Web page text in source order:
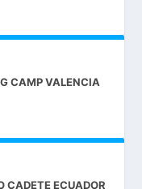
CAMP VALENCIA
CADETE ECUADOR